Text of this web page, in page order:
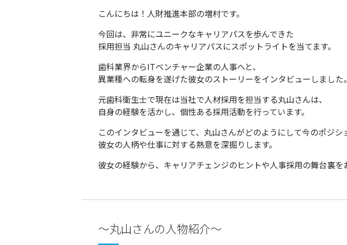
こんにちは！人財推進本部の増村です。
今回は、非常にユニークなキャリアパスを歩んできた
採用担当 丸山さんのキャリアパスにスポットライトを当てます。
歯科業界からITベンチャー企業の人事へと、
異業種への転身を遂げた彼女のストーリーをインタビューしました。
元歯科衛生士で現在は当社で人材採用を担当する丸山さんは、
自身の経験を活かし、個性ある採用活動を行っています。
このインタビューを通じて、丸山さんがどのようにして今のポジシ
彼女の人柄や仕事に対する熱意を深掘りします。
彼女の経験から、キャリアチェンジのヒントや人事採用の舞台裏を
〜丸山さんの人物紹介〜